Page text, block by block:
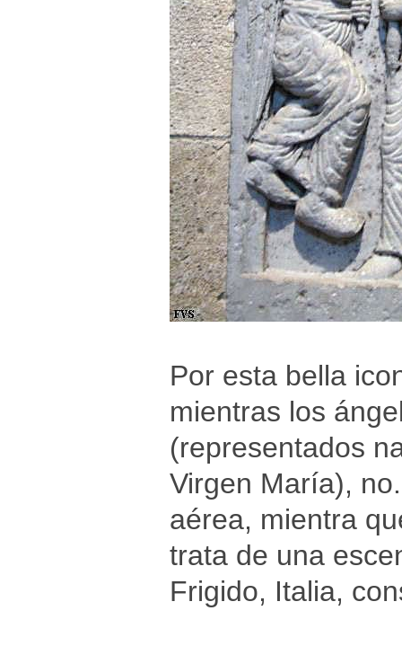
Por esta bella
mientras los
(representados
Virgen María),
aérea, mientra
trata de una
Frigido, Italia,